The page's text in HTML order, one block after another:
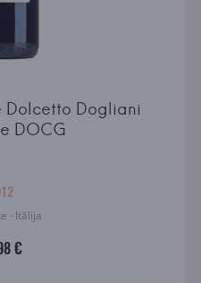
Dolcetto Dogliani
DOCG
· Itālija
€